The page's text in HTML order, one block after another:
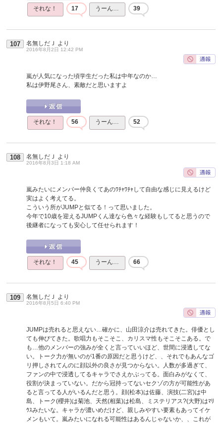
それな！ 17 うーん… 39
107 名無しだＪ より
2016年8月2日 12:42 PM
嵐が人気になった頃学生だった私は中年なのか…
私は伊野尾さん、素敵だと思いますよ
それな！ 56 うーん… 52
108 名無しだＪ より
2016年8月3日 1:18 AM
嵐みたいにメンバー仲良くてあのﾜﾁｬﾜﾁｬして自由な感じに見えるけど
実はよく考えてる。
こういう所がJUMPと似てる！って思いました。
今年で10歳を迎えるJUMPくん達なら色々な経験もしてると思うので
後継者になっても安心して任せられます！
それな！ 45 うーん… 66
109 名無しだＪ より
2016年8月5日 6:40 PM
JUMPは売れると思えない…確かに、山田涼介は売れてきた。俳優とし
ても伸びてきた。歌唱力もそこそこ、カリスマ性もそこそこある。で
も…他のメンバーの強みが全くと言っていいほど、世間に浸透してな
い。トーク力が無いのが1番の原因だと思うけど、、それでもあんなゴ
リ押しされてんのに顔以外の良さが見つからない。人数が多過ぎて、
ファンの中で浸透してるキャラでさえかぶってる。面白みがなくて、
役割が決まっていない。だから冠持ってないセクゾの方が可能性があ
ると言ってる人がいるんだと思う。顔(松本)は佐藤、演技(二宮)は中
島、トーク(櫻井)は菊池、天然(相葉)は松島、ミステリアス?(大野)はﾏﾘ
ｳｽみたいな。キャラが濃いめだけど、親しみやすい要素もあってイケ
メンもいて。嵐みたいになれる可能性はあるんじゃないか、、これが